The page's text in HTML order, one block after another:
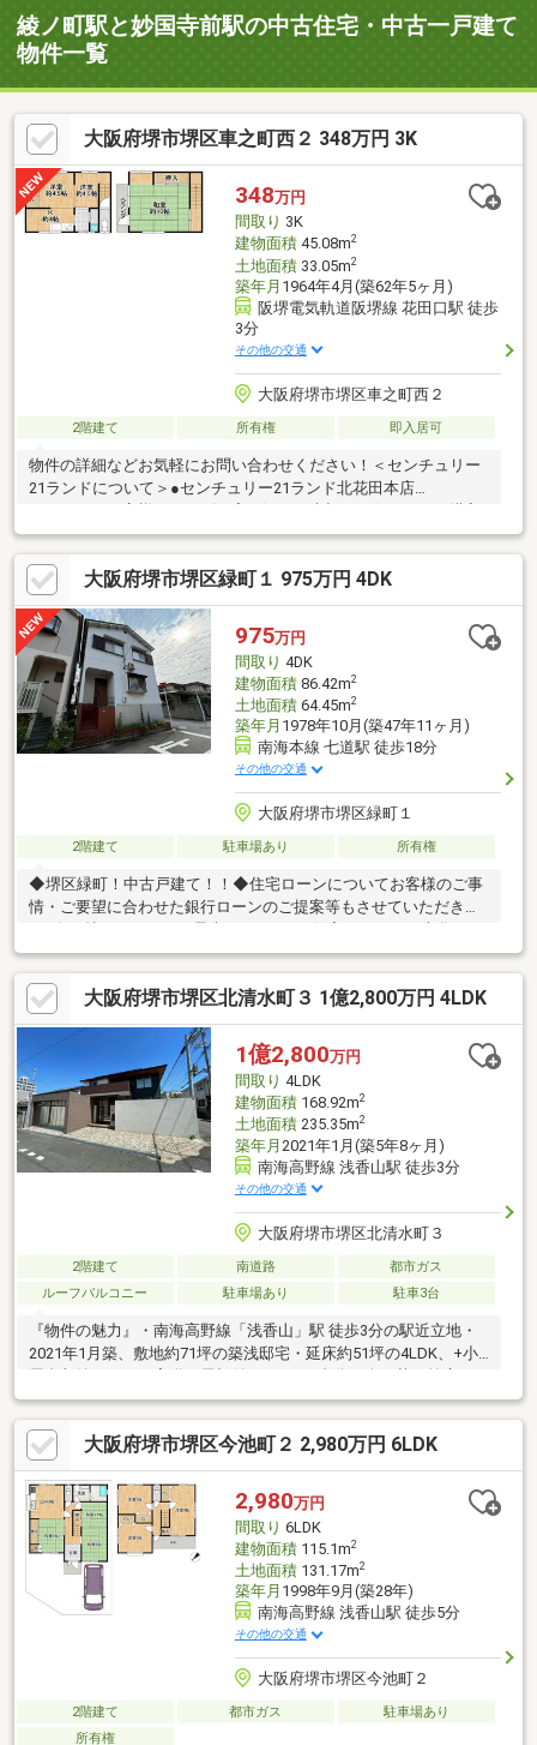
綾ノ町駅と妙国寺前駅の中古住宅・中古一戸建て
物件一覧
大阪府堺市堺区車之町西２ 348万円 3K
348万円
間取り 3K
建物面積45.08m2
土地面積33.05m2
築年月 1964年4月(築62年5ヶ月)
阪堺電気軌道阪堺線 花田口駅 徒歩
3分
その他の交通
大阪府堺市堺区車之町西２
2階建て 所有権 即入居可
物件の詳細などお気軽にお問い合わせください！＜センチュリー
21ランドについて＞●センチュリー21ランド北花田本店
に最後まで伴走いたします！●リフォームのご相談も承っており
ます。●購入・売却・ローンのご相談・・・なんでもお気軽にご
相談くださいませ！〇大阪メトロ御堂筋線「北花田」駅より徒歩
約10分！○JR阪和線「浅香」駅より徒歩約8分！〇営業時間：10：
00～20：00（火曜日・水曜日定休日※祝日は営業）事前にご連絡
いただけますと、スムーズにご案内が可能です。ご連絡お待ちし
ております！
大阪府堺市堺区緑町１ 975万円 4DK
975万円
間取り 4DK
建物面積86.42m2
土地面積64.45m2
築年月 1978年10月(築47年11ヶ月)
南海本線 七道駅 徒歩18分
その他の交通
大阪府堺市堺区緑町１
2階建て 駐車場あり 所有権
◆堺区緑町！中古戸建て！！◆住宅ローンについてお客様のご事
情・ご要望に合わせた銀行ローンのご提案等もさせていただきま
能です♪先ずは気軽に弊社にご相談してください♪
大阪府堺市堺区北清水町３ 1億2,800万円 4LDK
1億2,800万円
間取り 4LDK
建物面積168.92m2
土地面積235.35m2
築年月 2021年1月(築5年8ヶ月)
南海高野線 浅香山駅 徒歩3分
その他の交通
大阪府堺市堺区北清水町３
2階建て 南道路
都市ガス
ルーフバルコニー
駐車場あり 駐車3台
『物件の魅力』・南海高野線「浅香山」駅 徒歩3分の駅近立地・
2021年1月築、敷地約71坪の築浅邸宅・延床約51坪の4LDK、+小
屋裏収納＆ロフト完備・屋根付ガレージ2台分＋人工芝の前庭・テ
レビ付き浴室でスパリゾートのような寛ぎ・床の間付き本格和
室、客間にも書斎にも◎『周辺環境』・南海高野線「浅香山」駅
徒歩3分・堺浅香山郵便局 徒歩約4分・セブン-イレブン浅香山町3
丁店 徒歩約4分・浅香山病院（総合病院）徒歩約6分・食品館アプ
ロ浅香山店 徒歩約8分・堺市立錦綾小学校 徒歩約10分・堺市立浅
香山中学校 徒歩約13分
大阪府堺市堺区今池町２ 2,980万円 6LDK
2,980万円
間取り 6LDK
建物面積115.1m2
土地面積131.17m2
築年月 1998年9月(築28年)
南海高野線 浅香山駅 徒歩5分
その他の交通
大阪府堺市堺区今池町２
2階建て 都市ガス
駐車場あり
所有権